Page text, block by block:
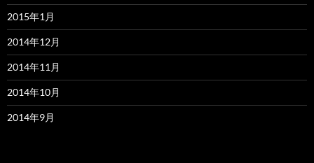
2015年1月
2014年12月
2014年11月
2014年10月
2014年9月